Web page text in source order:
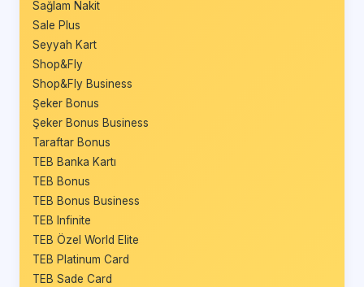
Sağlam Nakit
Sale Plus
Seyyah Kart
Shop&Fly
Shop&Fly Business
Şeker Bonus
Şeker Bonus Business
Taraftar Bonus
TEB Banka Kartı
TEB Bonus
TEB Bonus Business
TEB Infinite
TEB Özel World Elite
TEB Platinum Card
TEB Sade Card